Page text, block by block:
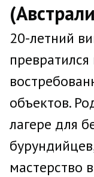
20-летний
объектов.
лагере для
мастерство